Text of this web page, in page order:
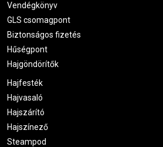
Vendégkönyv
GLS csomagpont
Biztonságos fizetés
Hűségpont
Hajgöndörítők
Hajfesték
Hajvasaló
Hajszárító
Hajszínező
Steampod